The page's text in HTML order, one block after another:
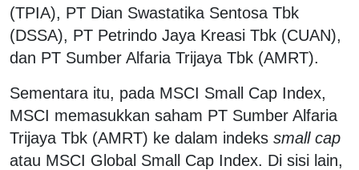
(TPIA), PT Dian Swastatika Sentosa Tbk
(DSSA), PT Petrindo Jaya Kreasi Tbk (CUAN),
dan PT Sumber Alfaria Trijaya Tbk (AMRT).
Sementara itu, pada MSCI Small Cap Index,
MSCI memasukkan saham PT Sumber Alfaria
Trijaya Tbk (AMRT) ke dalam indeks small cap
atau MSCI Global Small Cap Index. Di sisi lain,